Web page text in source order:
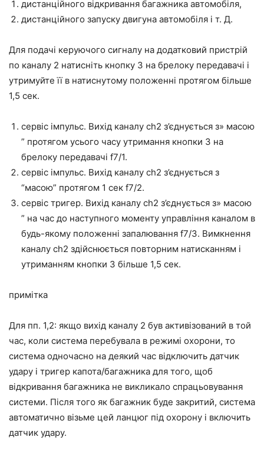
дистанційного відкривання багажника автомобіля,
дистанційного запуску двигуна автомобіля і т. Д.
Для подачі керуючого сигналу на додатковий пристрій
по каналу 2 натисніть кнопку 3 на брелоку передавачі і
утримуйте її в натиснутому положенні протягом більше
1,5 сек.
сервіс імпульс. Вихід каналу ch2 з’єднується з» масою
” протягом усього часу утримання кнопки 3 на
брелоку передавачі f7/1.
сервіс імпульс. Вихід каналу ch2 з’єднується з
“масою” протягом 1 сек f7/2.
сервіс тригер. Вихід каналу ch2 з’єднується з» масою
” на час до наступного моменту управління каналом в
будь-якому положенні запалювання f7/3. Вимкнення
каналу ch2 здійснюється повторним натисканням і
утриманням кнопки 3 більше 1,5 сек.
примітка
Для пп. 1,2: якщо вихід каналу 2 був активізований в той
час, коли система перебувала в режимі охорони, то
система одночасно на деякий час відключить датчик
удару і тригер капота/багажника для того, щоб
відкривання багажника не викликало спрацьовування
системи. Після того як багажник буде закритий, система
автоматично візьме цей ланцюг під охорону і включить
датчик удару.